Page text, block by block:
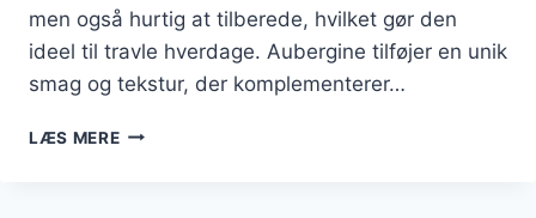
men også hurtig at tilberede, hvilket gør den
ideel til travle hverdage. Aubergine tilføjer en unik
smag og tekstur, der komplementerer…
LÆS MEREWOK